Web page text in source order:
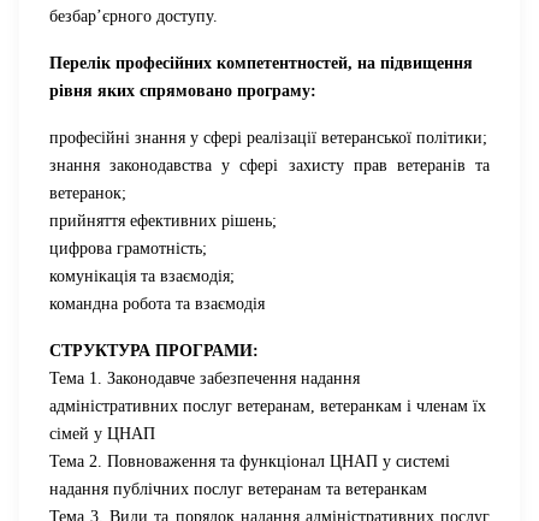
безбар’єрного доступу.
Перелік професійних компетентностей, на підвищення
рівня яких спрямовано програму:
професійні знання у сфері реалізації ветеранської політики;
знання законодавства у сфері захисту прав ветеранів та
ветеранок;
прийняття ефективних рішень;
цифрова грамотність;
комунікація та взаємодія;
командна робота та взаємодія
СТРУКТУРА ПРОГРАМИ:
Тема 1. Законодавче забезпечення надання
адміністративних послуг ветеранам, ветеранкам і членам їх
сімей у ЦНАП
Тема 2. Повноваження та функціонал ЦНАП у системі
надання публічних послуг ветеранам та ветеранкам
Тема 3. Види та порядок наданняадміністративних послуг